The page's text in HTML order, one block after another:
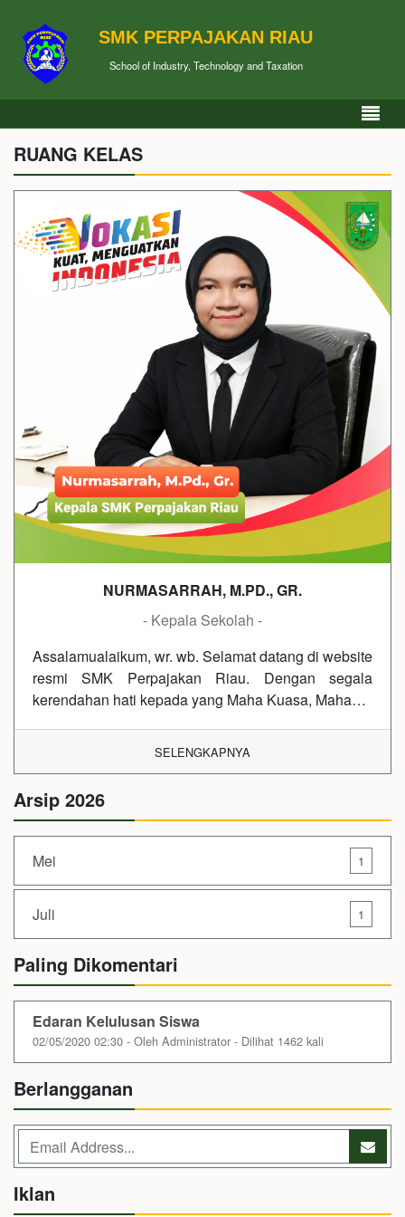
SMK PERPAJAKAN RIAU
School of Industry, Technology and Taxation
RUANG KELAS
NURMASARRAH, M.PD., GR.
- Kepala Sekolah -
Assalamualaikum, wr. wb. Selamat datang di website
resmi SMK Perpajakan Riau. Dengan segala
kerendahan hati kepada yang Maha Kuasa, Maha…
SELENGKAPNYA
Arsip 2026
Mei 1
Juli 1
Paling Dikomentari
Edaran Kelulusan Siswa
02/05/2020 02:30 - Oleh Administrator - Dilihat 1462 kali
Berlangganan
Iklan